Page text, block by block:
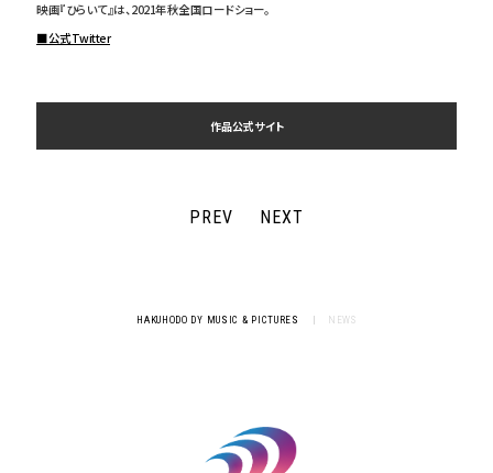
映画『ひらいて』は、2021年秋全国ロードショー。
■公式Twitter
作品公式サイト
PREV NEXT
HAKUHODO DY MUSIC & PICTURES NEWS